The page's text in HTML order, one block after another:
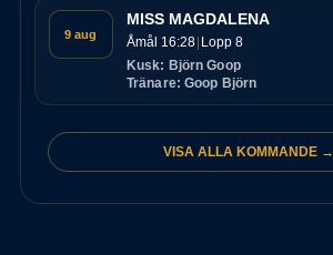
9 aug
MISS MAGDALENA
Åmål 16:28 Lopp 8
Kusk: Björn Goop
Tränare: Goop Björn
VISA ALLA KOMMANDE →